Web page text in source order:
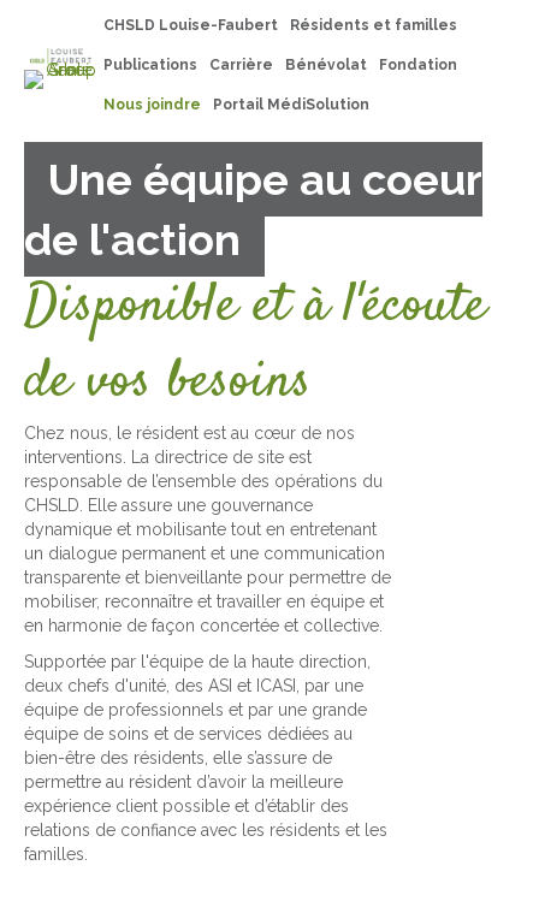
CHSLD Louise-Faubert Résidents et familles
Publications Carrière Bénévolat Fondation
Nous joindre Portail MédiSolution
Une équipe au coeur
de l'action
Disponible et à l'écoute
de vos besoins
Chez nous, le résident est au cœur de nos
interventions. La directrice de site est
responsable de l’ensemble des opérations du
CHSLD. Elle assure une gouvernance
dynamique et mobilisante tout en entretenant
un dialogue permanent et une communication
transparente et bienveillante pour permettre de
mobiliser, reconnaître et travailler en équipe et
en harmonie de façon concertée et collective.
Supportée par l'équipe de la haute direction,
deux chefs d'unité, des ASI et ICASI, par une
équipe de professionnels et par une grande
équipe de soins et de services dédiées au
bien-être des résidents, elle s’assure de
permettre au résident d’avoir la meilleure
expérience client possible et d’établir des
relations de confiance avec les résidents et les
familles.